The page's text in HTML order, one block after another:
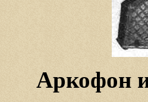
Аркофон